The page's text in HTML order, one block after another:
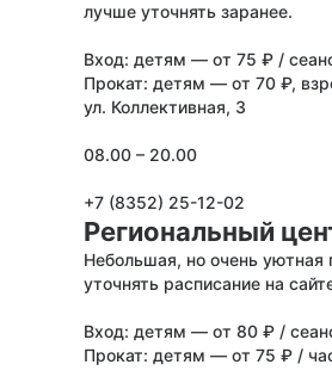
лучше уточнять заранее.
Вход: детям — от 75 ₽ /
Прокат: детям — от 70 ₽,
ул. Коллективная, 3
08.00 – 20.00
+7 (8352) 25-12-02
Региональный
Небольшая, но очень
уточнять расписание на
Вход: детям — от 80 ₽ /
Прокат: детям — от 75 ₽ /